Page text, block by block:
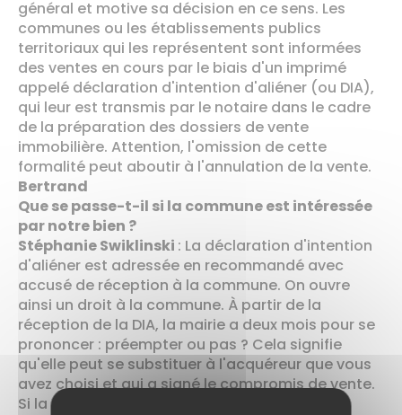
général et motive sa décision en ce sens. Les
communes ou les établissements publics
territoriaux qui les représentent sont informées
des ventes en cours par le biais d'un imprimé
appelé déclaration d'intention d'aliéner (ou DIA),
qui leur est transmis par le notaire dans le cadre
de la préparation des dossiers de vente
immobilière. Attention, l'omission de cette
formalité peut aboutir à l'annulation de la vente.
Bertrand
Que se passe-t-il si la commune est intéressée
par notre bien ?
Stéphanie Swiklinski : La déclaration d'intention
d'aliéner est adressée en recommandé avec
accusé de réception à la commune. On ouvre
ainsi un droit à la commune. À partir de la
réception de la DIA, la mairie a deux mois pour se
prononcer : préempter ou pas ? Cela signifie
qu'elle peut se substituer à l'acquéreur que vous
avez choisi et qui a signé le compromis de vente.
Si la commune est intéressée :